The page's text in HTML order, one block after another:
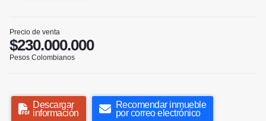
Precio de venta
$230.000.000
Pesos Colombianos
Descargar
información
Recomendar inmueble
por correo electrónico